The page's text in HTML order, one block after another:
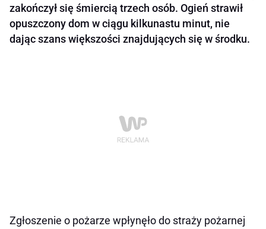
zakończył się śmiercią trzech osób. Ogień strawił
opuszczony dom w ciągu kilkunastu minut, nie
dając szans większości znajdujących się w środku.
Zgłoszenie o pożarze wpłynęło do straży pożarnej